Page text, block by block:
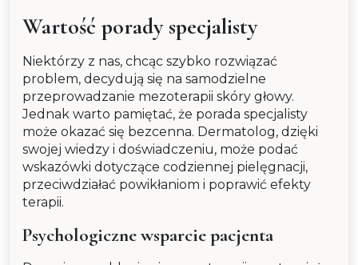
Wartość porady specjalisty
Niektórzy z nas, chcąc szybko rozwiązać
problem, decydują się na samodzielne
przeprowadzanie mezoterapii skóry głowy.
Jednak warto pamiętać, że porada specjalisty
może okazać się bezcenna. Dermatolog, dzięki
swojej wiedzy i doświadczeniu, może podać
wskazówki dotyczące codziennej pielęgnacji,
przeciwdziałać powikłaniom i poprawić efekty
terapii.
Psychologiczne wsparcie pacjenta